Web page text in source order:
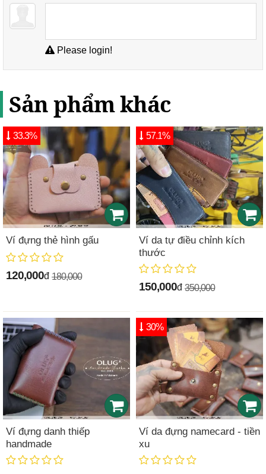
Please login!
Sản phẩm khác
Ví đựng thẻ hình gấu
120,000đ 180,000
33.3%
Ví da tự điều chỉnh kích
thước
150,000đ 350,000
57.1%
Ví đựng danh thiếp
handmade
Ví da đựng namecard - tiền
xu
30%